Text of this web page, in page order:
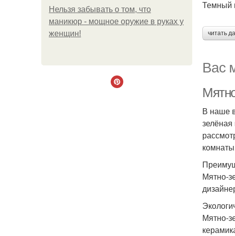
Нельзя забывать о том, что
маникюр - мощное оружие в руках у
женщин!
Темный
читать
Вас
В наше
Мятно-
Мятно-